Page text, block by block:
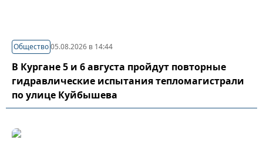
Общество05.08.2026 в 14:44
В Кургане 5 и 6 августа пройдут повторные
гидравлические испытания тепломагистрали
по улице Куйбышева